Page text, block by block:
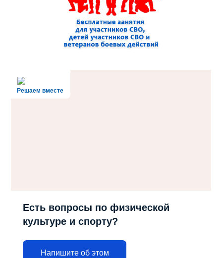
Решаем вместе
Есть вопросы по физической
культуре и спорту?
Напишите об этом